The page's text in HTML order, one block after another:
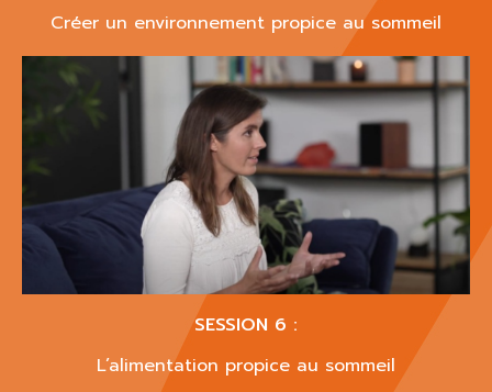
Créer un environnement propice au sommeil
SESSION 6 :
L’alimentation propice au sommeil